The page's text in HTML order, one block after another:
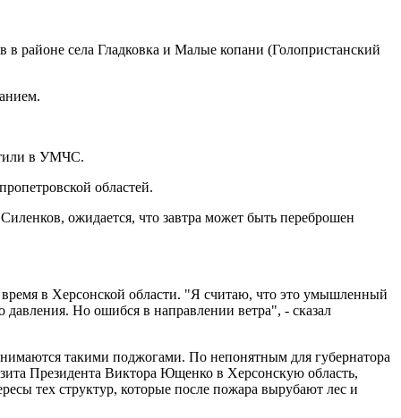
районе села Гладковка и Малые копани (Голопристанский
в УМЧС.
областей.
ожидается, что завтра может быть переброшен
в Херсонской области. "Я считаю, что это умышленный
давления. Но ошибся в направлении ветра", - сказал
такими поджогами. По непонятным для губернатора
Президента Виктора Ющенко в Херсонскую область,
тех структур, которые после пожара вырубают лес и